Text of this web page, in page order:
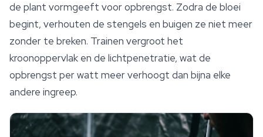
de plant vormgeeft voor opbrengst. Zodra de bloei
begint, verhouten de stengels en buigen ze niet meer
zonder te breken. Trainen vergroot het
kroonoppervlak en de lichtpenetratie, wat de
opbrengst per watt meer verhoogt dan bijna elke
andere ingreep.